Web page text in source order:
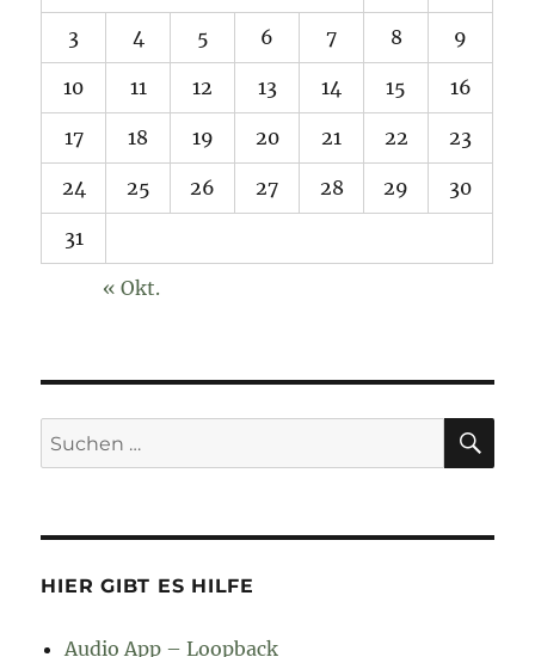
3 4 5 6 7 8 9
10 11 12 13 14 15 16
17 18 19 20 21 22 23
24 25 26 27 28 29 30
31
« Okt.
Suchen
nach:
HIER GIBT ES HILFE
Audio App – Loopback